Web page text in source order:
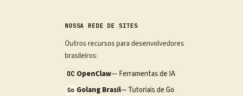
NOSSA REDE DE SITES
Outros recursos para desenvolvedores
brasileiros:
OC OpenClaw— Ferramentas de IA
Go Golang Brasil— Tutoriais de Go